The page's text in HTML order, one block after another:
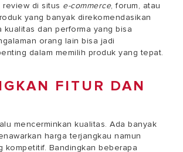
di situs e-commerce, forum, atau
yang banyak direkomendasikan
kualitas dan performa yang bisa
orang lain bisa jadi
dalam memilih produk yang tepat.
FITUR DAN
mencerminkan kualitas. Ada banyak
harga terjangkau namun
kompetitif. Bandingkan beberapa